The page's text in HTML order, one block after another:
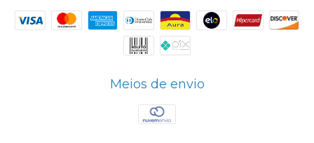
Meios de envio